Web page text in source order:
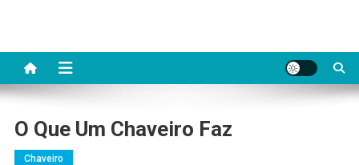
O Que Um Chaveiro Faz
Chaveiro